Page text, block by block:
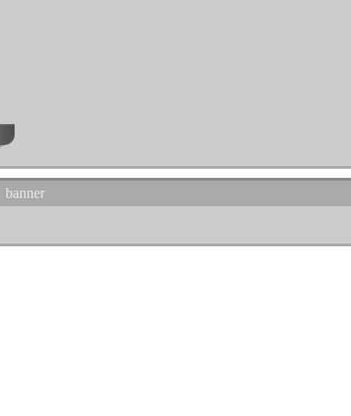
banner